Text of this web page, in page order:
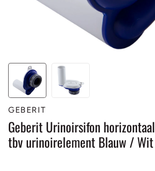
GEBERIT
Geberit Urinoirsifon horizontaal
tbv urinoirelement Blauw / Wit